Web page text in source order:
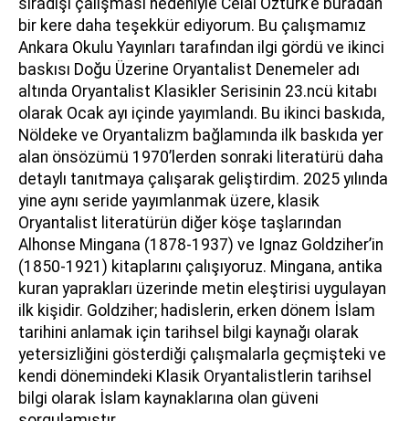
sıradışı çalışması nedeniyle Celal Öztürk’e buradan
bir kere daha teşekkür ediyorum. Bu çalışmamız
Ankara Okulu Yayınları tarafından ilgi gördü ve ikinci
baskısı Doğu Üzerine Oryantalist Denemeler adı
altında Oryantalist Klasikler Serisinin 23.ncü kitabı
olarak Ocak ayı içinde yayımlandı. Bu ikinci baskıda,
Nöldeke ve Oryantalizm bağlamında ilk baskıda yer
alan önsözümü 1970’lerden sonraki literatürü daha
detaylı tanıtmaya çalışarak geliştirdim. 2025 yılında
yine aynı seride yayımlanmak üzere, klasik
Oryantalist literatürün diğer köşe taşlarından
Alhonse Mingana (1878-1937) ve Ignaz Goldziher’in
(1850-1921) kitaplarını çalışıyoruz. Mingana, antika
kuran yaprakları üzerinde metin eleştirisi uygulayan
ilk kişidir. Goldziher; hadislerin, erken dönem İslam
tarihini anlamak için tarihsel bilgi kaynağı olarak
yetersizliğini gösterdiği çalışmalarla geçmişteki ve
kendi dönemindeki Klasik Oryantalistlerin tarihsel
bilgi olarak İslam kaynaklarına olan güveni